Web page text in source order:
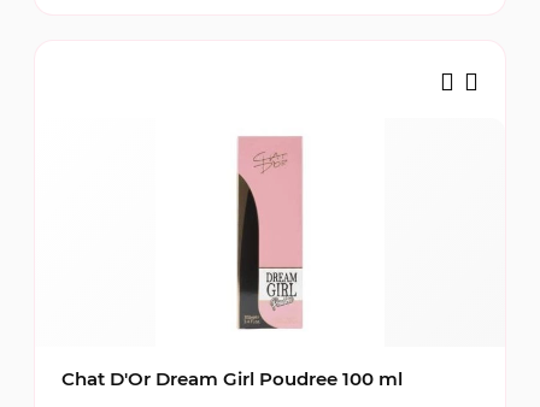
Chat D'Or Dream Girl Poudree 100 ml